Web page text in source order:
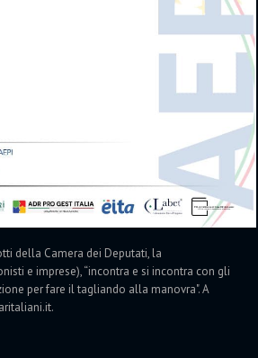
della Camera dei Deputati, la
e imprese), “incontra e si incontra con gli
per fare il tagliando alla manovra". A